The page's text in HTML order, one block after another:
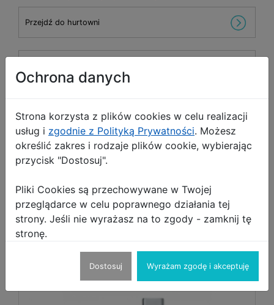
Przejdź do hurtowni
Zgłoś produkt
Opis Produktu
Etui do iPhone 15
PLUS W401
GRAFIT
Inne produkty sprzedającego
Ochrona danych
Strona korzysta z plików cookies w celu realizacji
usług i zgodnie z Polityką Prywatności. Możesz
określić zakres i rodzaje plików cookie, wybierając
przycisk "Dostosuj".
Pliki Cookies są przechowywane w Twojej
przeglądarce w celu poprawnego działania tej
strony. Jeśli nie wyrażasz na to zgody - zamknij tę
stronę.
Dostosuj Wyrażam zgodę i akceptuję